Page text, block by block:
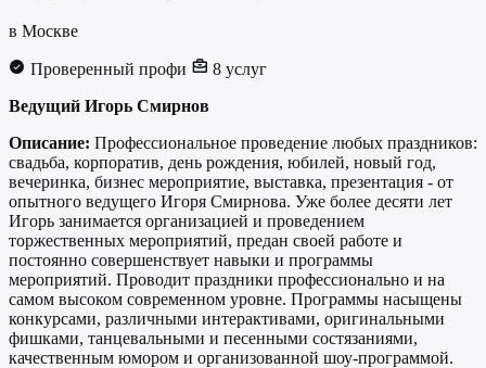
в Москве
Проверенный профи
8 услуг
Ведущий Игорь Смирнов
Описание: Профессиональное проведение любых праздников:
свадьба, корпоратив, день рождения, юбилей, новый год,
вечеринка, бизнес мероприятие, выставка, презентация - от
опытного ведущего Игоря Смирнова. Уже более десяти лет
Игорь занимается организацией и проведением
торжественных мероприятий, предан своей работе и
постоянно совершенствует навыки и программы
мероприятий. Проводит праздники профессионально и на
самом высоком современном уровне. Программы насыщены
конкурсами, различными интерактивами, оригинальными
фишками, танцевальными и песенными состязаниями,
качественным юмором и организованной шоу-программой.